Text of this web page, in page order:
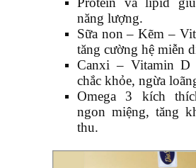
năng lượng.
Sữa non – Kẽm –
tăng cường hệ miễn
Canxi – Vitamin D
chắc khỏe, ngừa
Omega 3 kích
ngon miệng, tăng
thu.